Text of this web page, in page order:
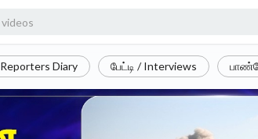
Reporters Diary பேட்டி / Interviews